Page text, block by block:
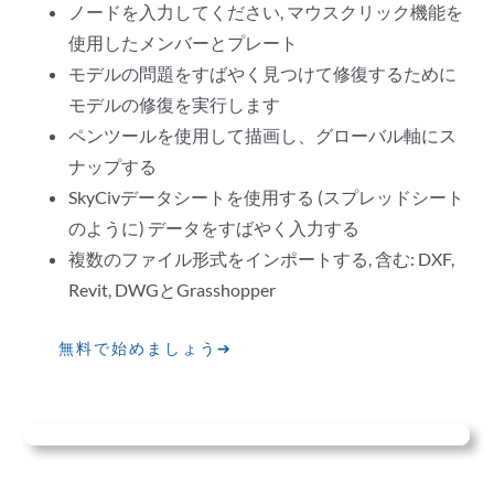
ノードを入力してください, マウスクリック機能を
使用したメンバーとプレート
モデルの問題をすばやく見つけて修復するために
モデルの修復を実行します
ペンツールを使用して描画し、グローバル軸にス
ナップする
SkyCivデータシートを使用する (スプレッドシート
のように) データをすばやく入力する
複数のファイル形式をインポートする, 含む: DXF,
Revit, DWGとGrasshopper
無料で始めましょう➔